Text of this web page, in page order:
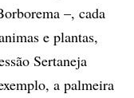
–, cada
e plantas,
Sertaneja
a palmeira